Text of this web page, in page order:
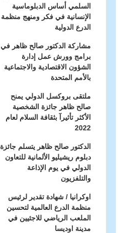
السلمي أساس الدبلوماسية
الإنسانية في فكر ومنهج منظمة
الدرع الدولية
مشاركة الدكتور صالح ظاهر في
برامج وورش عمل إدارة
الشؤون الاقتصادية والاجتماعية
بالأمم المتحدة
ملتقى بروكسل الدولي يمنح
صالح ظاهر جائزة الشخصية
الأكثر تأثيرآ بثقافة السلام لعام
2022
الدكتور صالح ظاهر يتسلم جائزة
دبلوم ريشيليو الألمانية للتعاون
الدولي في يوم الإذاعة
والتلفزيون
اوكرانيا / شهادة تقدير لرئيس
منظمة الدرع العالمية لتحسين
الملعب الرياضي للاجئيين في
مدينة اوديسا